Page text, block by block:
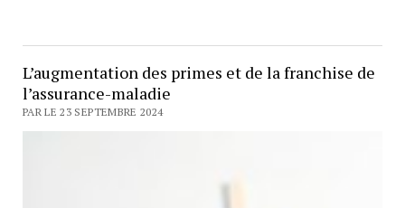
L’augmentation des primes et de la franchise de
l’assurance-maladie
PAR LE 23 SEPTEMBRE 2024